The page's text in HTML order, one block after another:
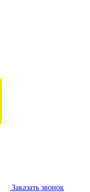
Заказать звонок